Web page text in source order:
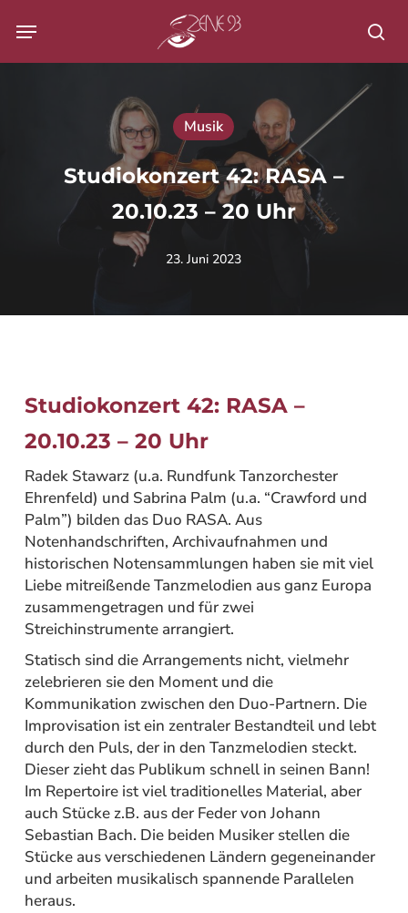
Menu
Musik
Studiokonzert 42: RASA –
20.10.23 – 20 Uhr
23. Juni 2023
Studiokonzert 42: RASA –
20.10.23 – 20 Uhr
Radek Stawarz (u.a. Rundfunk Tanzorchester
Ehrenfeld) und Sabrina Palm (u.a. “Crawford und
Palm”) bilden das Duo RASA. Aus
Notenhandschriften, Archivaufnahmen und
historischen Notensammlungen haben sie mit viel
Liebe mitreißende Tanzmelodien aus ganz Europa
zusammengetragen und für zwei
Streichinstrumente arrangiert.
Statisch sind die Arrangements nicht, vielmehr
zelebrieren sie den Moment und die
Kommunikation zwischen den Duo-Partnern. Die
Improvisation ist ein zentraler Bestandteil und lebt
durch den Puls, der in den Tanzmelodien steckt.
Dieser zieht das Publikum schnell in seinen Bann!
Im Repertoire ist viel traditionelles Material, aber
auch Stücke z.B. aus der Feder von Johann
Sebastian Bach. Die beiden Musiker stellen die
Stücke aus verschiedenen Ländern gegeneinander
und arbeiten musikalisch spannende Parallelen
heraus.